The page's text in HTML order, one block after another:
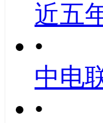
近五
•
中电
•